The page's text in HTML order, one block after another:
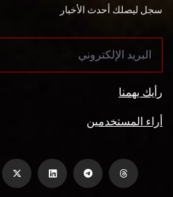
سجل ليصلك أحدث الأخبار
رأيك يهمنا
أراء المستخدمين